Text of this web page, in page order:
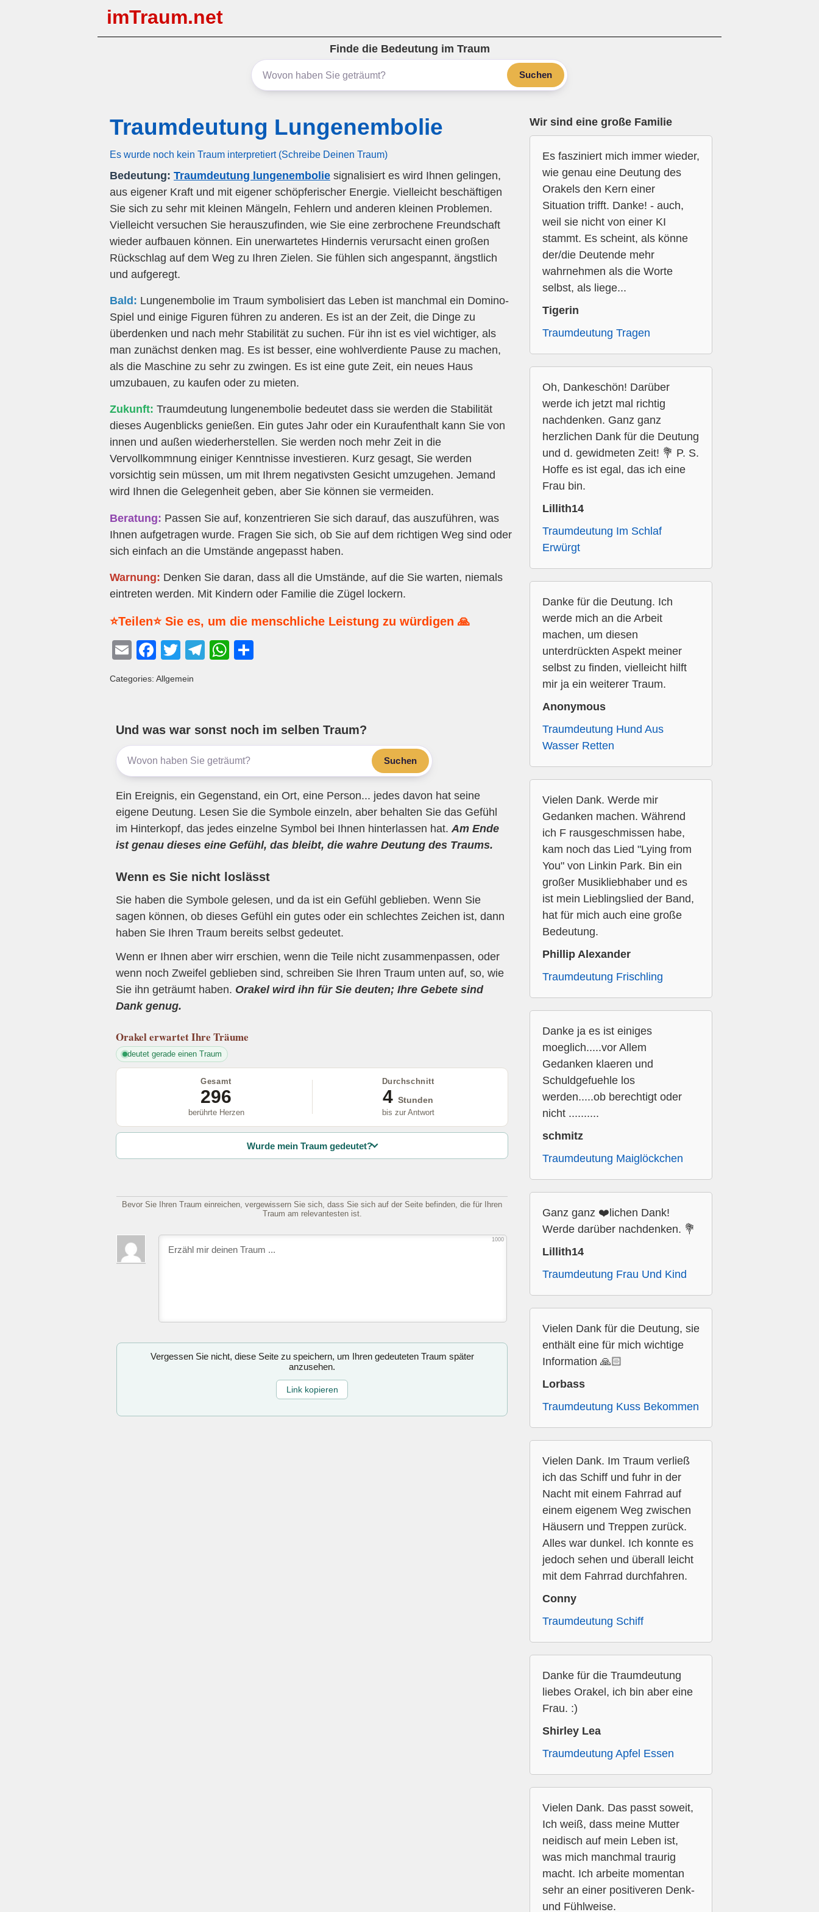
imTraum.net
Finde die Bedeutung im Traum
Suchen
Traumdeutung Lungenembolie
Es wurde noch kein Traum interpretiert (Schreibe Deinen Traum)
Bedeutung: Traumdeutung lungenembolie signalisiert es wird Ihnen gelingen,
aus eigener Kraft und mit eigener schöpferischer Energie. Vielleicht beschäftigen
Sie sich zu sehr mit kleinen Mängeln, Fehlern und anderen kleinen Problemen.
Vielleicht versuchen Sie herauszufinden, wie Sie eine zerbrochene Freundschaft
wieder aufbauen können. Ein unerwartetes Hindernis verursacht einen großen
Rückschlag auf dem Weg zu Ihren Zielen. Sie fühlen sich angespannt, ängstlich
und aufgeregt.
Bald: Lungenembolie im Traum symbolisiert das Leben ist manchmal ein Domino-
Spiel und einige Figuren führen zu anderen. Es ist an der Zeit, die Dinge zu
überdenken und nach mehr Stabilität zu suchen. Für ihn ist es viel wichtiger, als
man zunächst denken mag. Es ist besser, eine wohlverdiente Pause zu machen,
als die Maschine zu sehr zu zwingen. Es ist eine gute Zeit, ein neues Haus
umzubauen, zu kaufen oder zu mieten.
Zukunft: Traumdeutung lungenembolie bedeutet dass sie werden die Stabilität
dieses Augenblicks genießen. Ein gutes Jahr oder ein Kuraufenthalt kann Sie von
innen und außen wiederherstellen. Sie werden noch mehr Zeit in die
Vervollkommnung einiger Kenntnisse investieren. Kurz gesagt, Sie werden
vorsichtig sein müssen, um mit Ihrem negativsten Gesicht umzugehen. Jemand
wird Ihnen die Gelegenheit geben, aber Sie können sie vermeiden.
Beratung: Passen Sie auf, konzentrieren Sie sich darauf, das auszuführen, was
Ihnen aufgetragen wurde. Fragen Sie sich, ob Sie auf dem richtigen Weg sind oder
sich einfach an die Umstände angepasst haben.
Warnung: Denken Sie daran, dass all die Umstände, auf die Sie warten, niemals
eintreten werden. Mit Kindern oder Familie die Zügel lockern.
⭐Teilen⭐ Sie es, um die menschliche Leistung zu würdigen 🙏
E
ail
F
c
b
o
o
T
tt
T
a
m
W
A
p
p
Categories: Allgemein
Und was war sonst noch im selben Traum?
Suchen
Ein Ereignis, ein Gegenstand, ein Ort, eine Person... jedes davon hat seine
eigene Deutung. Lesen Sie die Symbole einzeln, aber behalten Sie das Gefühl
im Hinterkopf, das jedes einzelne Symbol bei Ihnen hinterlassen hat. Am Ende
ist genau dieses eine Gefühl, das bleibt, die wahre Deutung des Traums.
Wenn es Sie nicht loslässt
Sie haben die Symbole gelesen, und da ist ein Gefühl geblieben. Wenn Sie
sagen können, ob dieses Gefühl ein gutes oder ein schlechtes Zeichen ist, dann
haben Sie Ihren Traum bereits selbst gedeutet.
Wenn er Ihnen aber wirr erschien, wenn die Teile nicht zusammenpassen, oder
wenn noch Zweifel geblieben sind, schreiben Sie Ihren Traum unten auf, so, wie
Sie ihn geträumt haben. Orakel wird ihn für Sie deuten; Ihre Gebete sind
Dank genug.
Orakelerwartet Ihre Träume
deutet gerade einen Traum
Gesamt
296
berührte Herzen
Durchschnitt
4 Stunden
bis zur Antwort
Wurde mein Traum gedeutet?
Bevor Sie Ihren Traum einreichen, vergewissern Sie sich, dass Sie sich auf der Seite befinden, die für Ihren
Traum am relevantesten ist.
1000
Vergessen Sie nicht, diese Seite zu speichern, um Ihren gedeuteten Traum später
anzusehen.
Link kopieren
Wir sind eine große Familie
Es fasziniert mich immer wieder,
wie genau eine Deutung des
Orakels den Kern einer
Situation trifft. Danke! - auch,
weil sie nicht von einer KI
stammt. Es scheint, als könne
der/die Deutende mehr
wahrnehmen als die Worte
selbst, als liege...
Tigerin
Traumdeutung Tragen
Oh, Dankeschön! Darüber
werde ich jetzt mal richtig
nachdenken. Ganz ganz
herzlichen Dank für die Deutung
und d. gewidmeten Zeit! 💐 P. S.
Hoffe es ist egal, das ich eine
Frau bin.
Lillith14
Traumdeutung Im Schlaf
Erwürgt
Danke für die Deutung. Ich
werde mich an die Arbeit
machen, um diesen
unterdrückten Aspekt meiner
selbst zu finden, vielleicht hilft
mir ja ein weiterer Traum.
Anonymous
Traumdeutung Hund Aus
Wasser Retten
Vielen Dank. Werde mir
Gedanken machen. Während
ich F rausgeschmissen habe,
kam noch das Lied "Lying from
You" von Linkin Park. Bin ein
großer Musikliebhaber und es
ist mein Lieblingslied der Band,
hat für mich auch eine große
Bedeutung.
Phillip Alexander
Traumdeutung Frischling
Danke ja es ist einiges
moeglich.....vor Allem
Gedanken klaeren und
Schuldgefuehle los
werden.....ob berechtigt oder
nicht ..........
schmitz
Traumdeutung Maiglöckchen
Ganz ganz ❤️lichen Dank!
Werde darüber nachdenken. 💐
Lillith14
Traumdeutung Frau Und Kind
Vielen Dank für die Deutung, sie
enthält eine für mich wichtige
Information 🙏🏻
Lorbass
Traumdeutung Kuss Bekommen
Vielen Dank. Im Traum verließ
ich das Schiff und fuhr in der
Nacht mit einem Fahrrad auf
einem eigenem Weg zwischen
Häusern und Treppen zurück.
Alles war dunkel. Ich konnte es
jedoch sehen und überall leicht
mit dem Fahrrad durchfahren.
Conny
Traumdeutung Schiff
Danke für die Traumdeutung
liebes Orakel, ich bin aber eine
Frau. :)
Shirley Lea
Traumdeutung Apfel Essen
Vielen Dank. Das passt soweit,
Ich weiß, dass meine Mutter
neidisch auf mein Leben ist,
was mich manchmal traurig
macht. Ich arbeite momentan
sehr an einer positiveren Denk-
und Fühlweise.